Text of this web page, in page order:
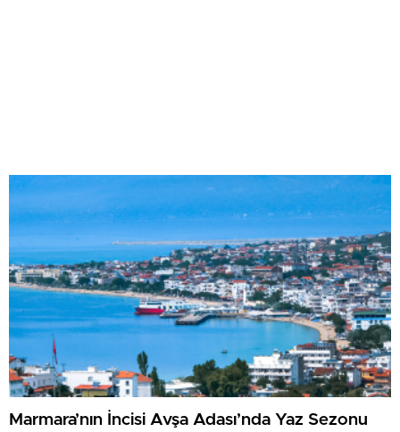
Marmara’nın İncisi Avşa Adası’nda Yaz Sezonu